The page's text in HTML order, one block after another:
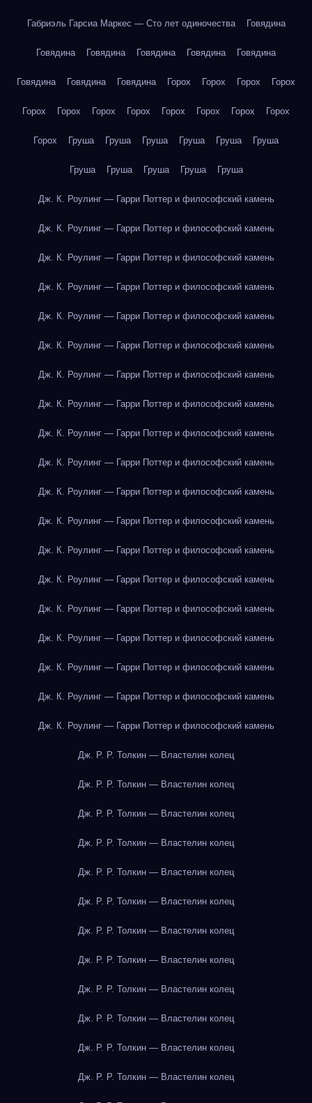
Габриэль Гарсиа Маркес — Сто лет одиночества Говядина
Говядина Говядина Говядина Говядина Говядина
Говядина Говядина Говядина Горох Горох Горох Горох
Горох Горох Горох Горох Горох Горох Горох Горох
Горох Груша Груша Груша Груша Груша Груша
Груша Груша Груша Груша Груша
Дж. К. Роулинг — Гарри Поттер и философский камень
Дж. К. Роулинг — Гарри Поттер и философский камень
Дж. К. Роулинг — Гарри Поттер и философский камень
Дж. К. Роулинг — Гарри Поттер и философский камень
Дж. К. Роулинг — Гарри Поттер и философский камень
Дж. К. Роулинг — Гарри Поттер и философский камень
Дж. К. Роулинг — Гарри Поттер и философский камень
Дж. К. Роулинг — Гарри Поттер и философский камень
Дж. К. Роулинг — Гарри Поттер и философский камень
Дж. К. Роулинг — Гарри Поттер и философский камень
Дж. К. Роулинг — Гарри Поттер и философский камень
Дж. К. Роулинг — Гарри Поттер и философский камень
Дж. К. Роулинг — Гарри Поттер и философский камень
Дж. К. Роулинг — Гарри Поттер и философский камень
Дж. К. Роулинг — Гарри Поттер и философский камень
Дж. К. Роулинг — Гарри Поттер и философский камень
Дж. К. Роулинг — Гарри Поттер и философский камень
Дж. К. Роулинг — Гарри Поттер и философский камень
Дж. К. Роулинг — Гарри Поттер и философский камень
Дж. Р. Р. Толкин — Властелин колец
Дж. Р. Р. Толкин — Властелин колец
Дж. Р. Р. Толкин — Властелин колец
Дж. Р. Р. Толкин — Властелин колец
Дж. Р. Р. Толкин — Властелин колец
Дж. Р. Р. Толкин — Властелин колец
Дж. Р. Р. Толкин — Властелин колец
Дж. Р. Р. Толкин — Властелин колец
Дж. Р. Р. Толкин — Властелин колец
Дж. Р. Р. Толкин — Властелин колец
Дж. Р. Р. Толкин — Властелин колец
Дж. Р. Р. Толкин — Властелин колец